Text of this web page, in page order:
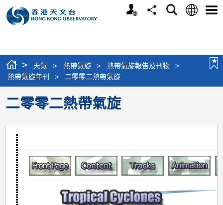
個
分
搜
語
選
> 天氣 > 熱帶氣旋 > 熱帶氣旋報告及刊物
>
熱帶氣旋年刊
> 二零零二熱帶氣旋
二零零二熱帶氣旋